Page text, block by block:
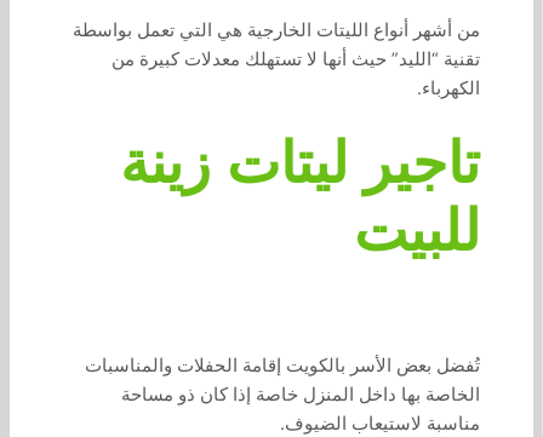
من أشهر أنواع الليتات الخارجية هي التي تعمل بواسطة
تقنية “الليد” حيث أنها لا تستهلك معدلات كبيرة من
الكهرباء.
تاجير ليتات زينة
للبيت
تُفضل بعض الأسر بالكويت إقامة الحفلات والمناسبات
الخاصة بها داخل المنزل خاصة إذا كان ذو مساحة
مناسبة لاستيعاب الضيوف.